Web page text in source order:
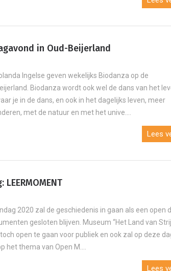
in Oud-Beijerland
Ingelse geven wekelijks Biodanza op de
Biodanza wordt ook wel de dans van het
je in de dans, en ook in het dagelijks leven, meer
met de natuur en met het unive....
Lees
2020 zal de geschiedenis in gaan als een open
gesloten blijven. Museum “Het Land van
open te gaan voor publiek en ook zal op deze
het thema van Open M....
Lees